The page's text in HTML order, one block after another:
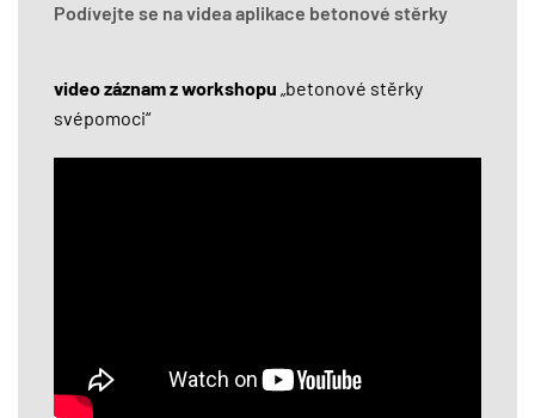
Podívejte se na videa aplikace betonové stěrky
video záznam z workshopu „betonové stěrky
svépomoci“